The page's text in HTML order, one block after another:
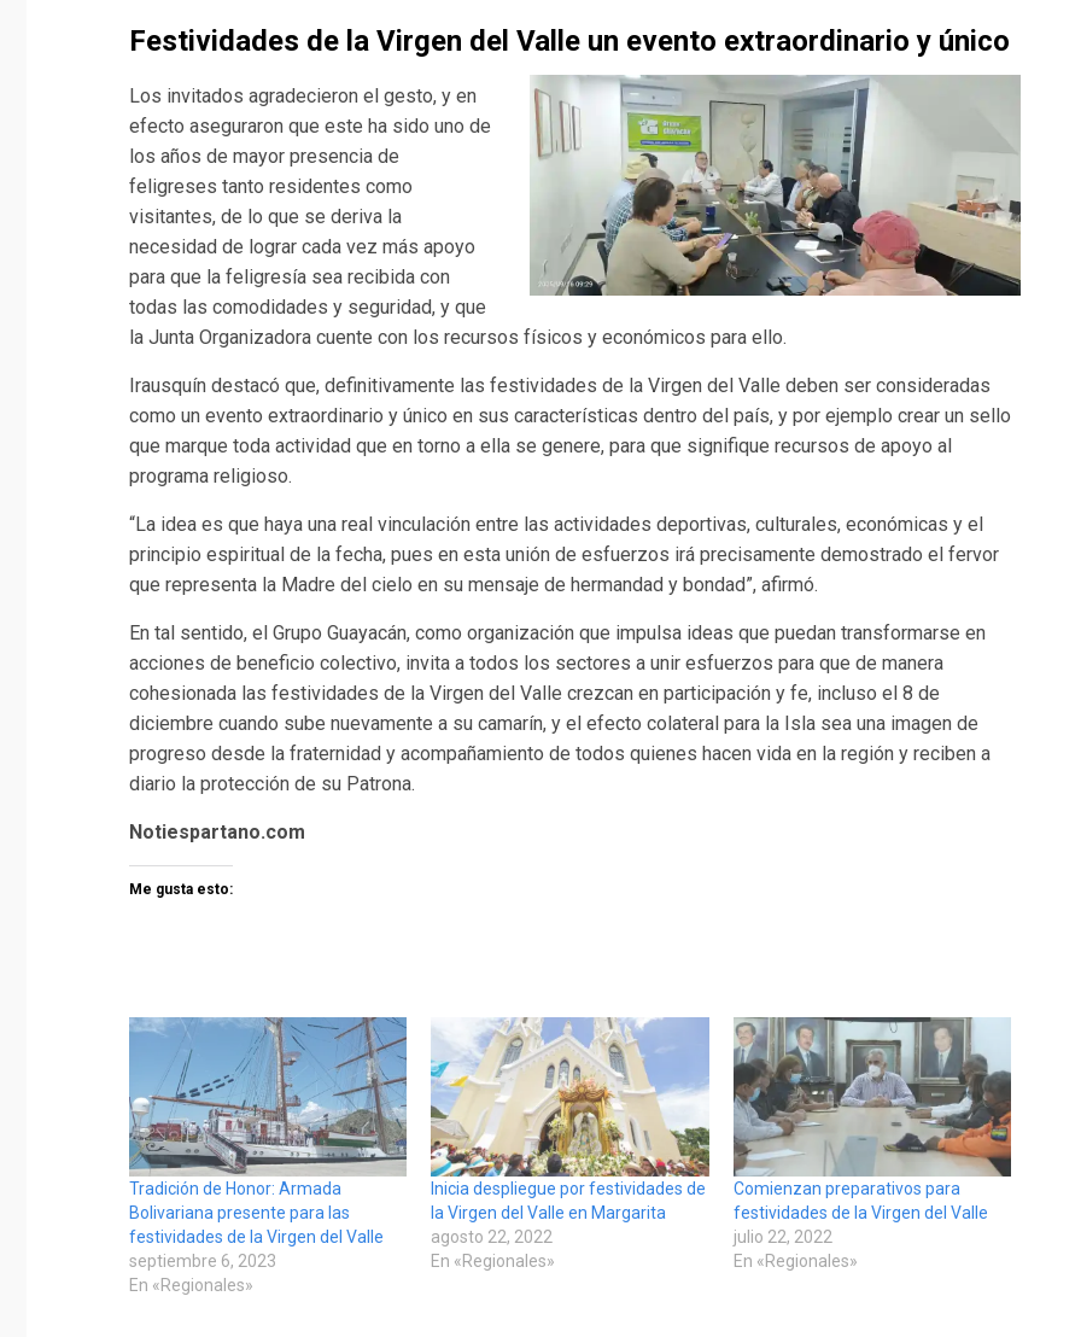
Festividades de la Virgen del Valle un evento extraordinario y único
Los invitados agradecieron el gesto, y en
efecto aseguraron que este ha sido uno de
los años de mayor presencia de
feligreses tanto residentes como
visitantes, de lo que se deriva la
necesidad de lograr cada vez más apoyo
para que la feligresía sea recibida con
todas las comodidades y seguridad, y que
la Junta Organizadora cuente con los recursos físicos y económicos para ello.
Irausquín destacó que, definitivamente las festividades de la Virgen del Valle deben ser consideradas
como un evento extraordinario y único en sus características dentro del país, y por ejemplo crear un sello
que marque toda actividad que en torno a ella se genere, para que signifique recursos de apoyo al
programa religioso.
“La idea es que haya una real vinculación entre las actividades deportivas, culturales, económicas y el
principio espiritual de la fecha, pues en esta unión de esfuerzos irá precisamente demostrado el fervor
que representa la Madre del cielo en su mensaje de hermandad y bondad”, afirmó.
En tal sentido, el Grupo Guayacán, como organización que impulsa ideas que puedan transformarse en
acciones de beneficio colectivo, invita a todos los sectores a unir esfuerzos para que de manera
cohesionada las festividades de la Virgen del Valle crezcan en participación y fe, incluso el 8 de
diciembre cuando sube nuevamente a su camarín, y el efecto colateral para la Isla sea una imagen de
progreso desde la fraternidad y acompañamiento de todos quienes hacen vida en la región y reciben a
diario la protección de su Patrona.
Notiespartano.com
Me gusta esto:
Tradición de Honor: Armada
Bolivariana presente para las
festividades de la Virgen del Valle
septiembre 6, 2023
En «Regionales»
Inicia despliegue por festividades de
la Virgen del Valle en Margarita
agosto 22, 2022
En «Regionales»
Comienzan preparativos para
festividades de la Virgen del Valle
julio 22, 2022
En «Regionales»